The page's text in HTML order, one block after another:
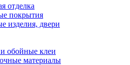
отделка
покрытия
изделия, двери
обойные клеи
материалы